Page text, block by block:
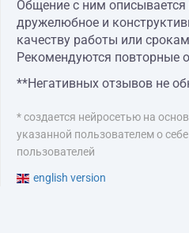
Общение с ним описывается
дружелюбное и
качеству работы или
Рекомендуются повторные
**Негативных отзывов не
* создается нейросетью на
указанной пользователем о
пользователей
english version